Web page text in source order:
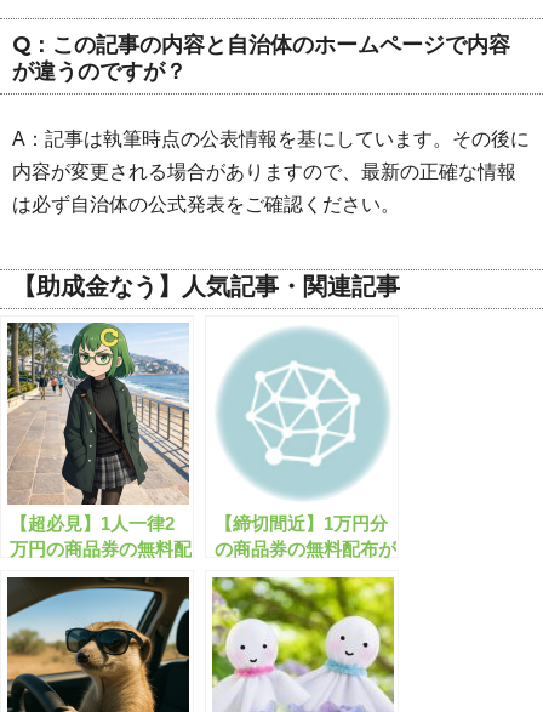
Q：この記事の内容と自治体のホームページで内容
が違うのですが？
A：記事は執筆時点の公表情報を基にしています。その後に
内容が変更される場合がありますので、最新の正確な情報
は必ず自治体の公式発表をご確認ください。
【助成金なう】人気記事・関連記事
【超必見】1人一律2
万円の商品券の無料配
布が始まります！
【締切間近】1万円分
の商品券の無料配布が
実施中！忘れずに申し
込もう！